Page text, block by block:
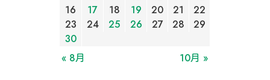
« 8月 10月 »
16
17 18 19 20 21
22
23
24 25 26 27 28
29
30